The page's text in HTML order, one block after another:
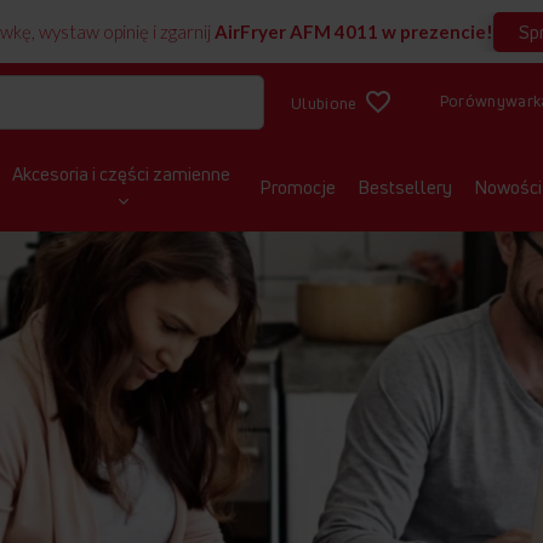
wystaw opinię i zgarnij AirFryer AFM 4011 w prezencie!
Ulubione
Akcesoria i części zamienne Promocje Bestsellery Nowości